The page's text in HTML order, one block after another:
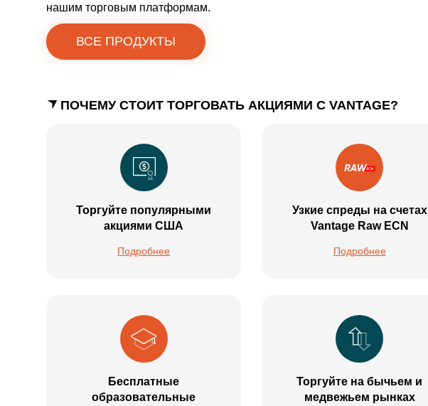
нашим торговым платформам.
ВСЕ ПРОДУКТЫ
ПОЧЕМУ СТОИТ ТОРГОВАТЬ АКЦИЯМИ С VANTAGE?
Торгуйте популярными
акциями США
Подробнее
Узкие спреды на счетах
Vantage Raw ECN
Подробнее
Бесплатные
образовательные
Торгуйте на бычьем и
медвежьем рынках